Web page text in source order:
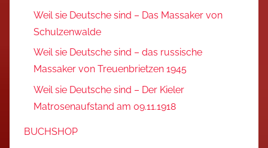
Weil sie Deutsche sind – Das Massaker von
Schulzenwalde
Weil sie Deutsche sind – das russische
Massaker von Treuenbrietzen 1945
Weil sie Deutsche sind – Der Kieler
Matrosenaufstand am 09.11.1918
BUCHSHOP